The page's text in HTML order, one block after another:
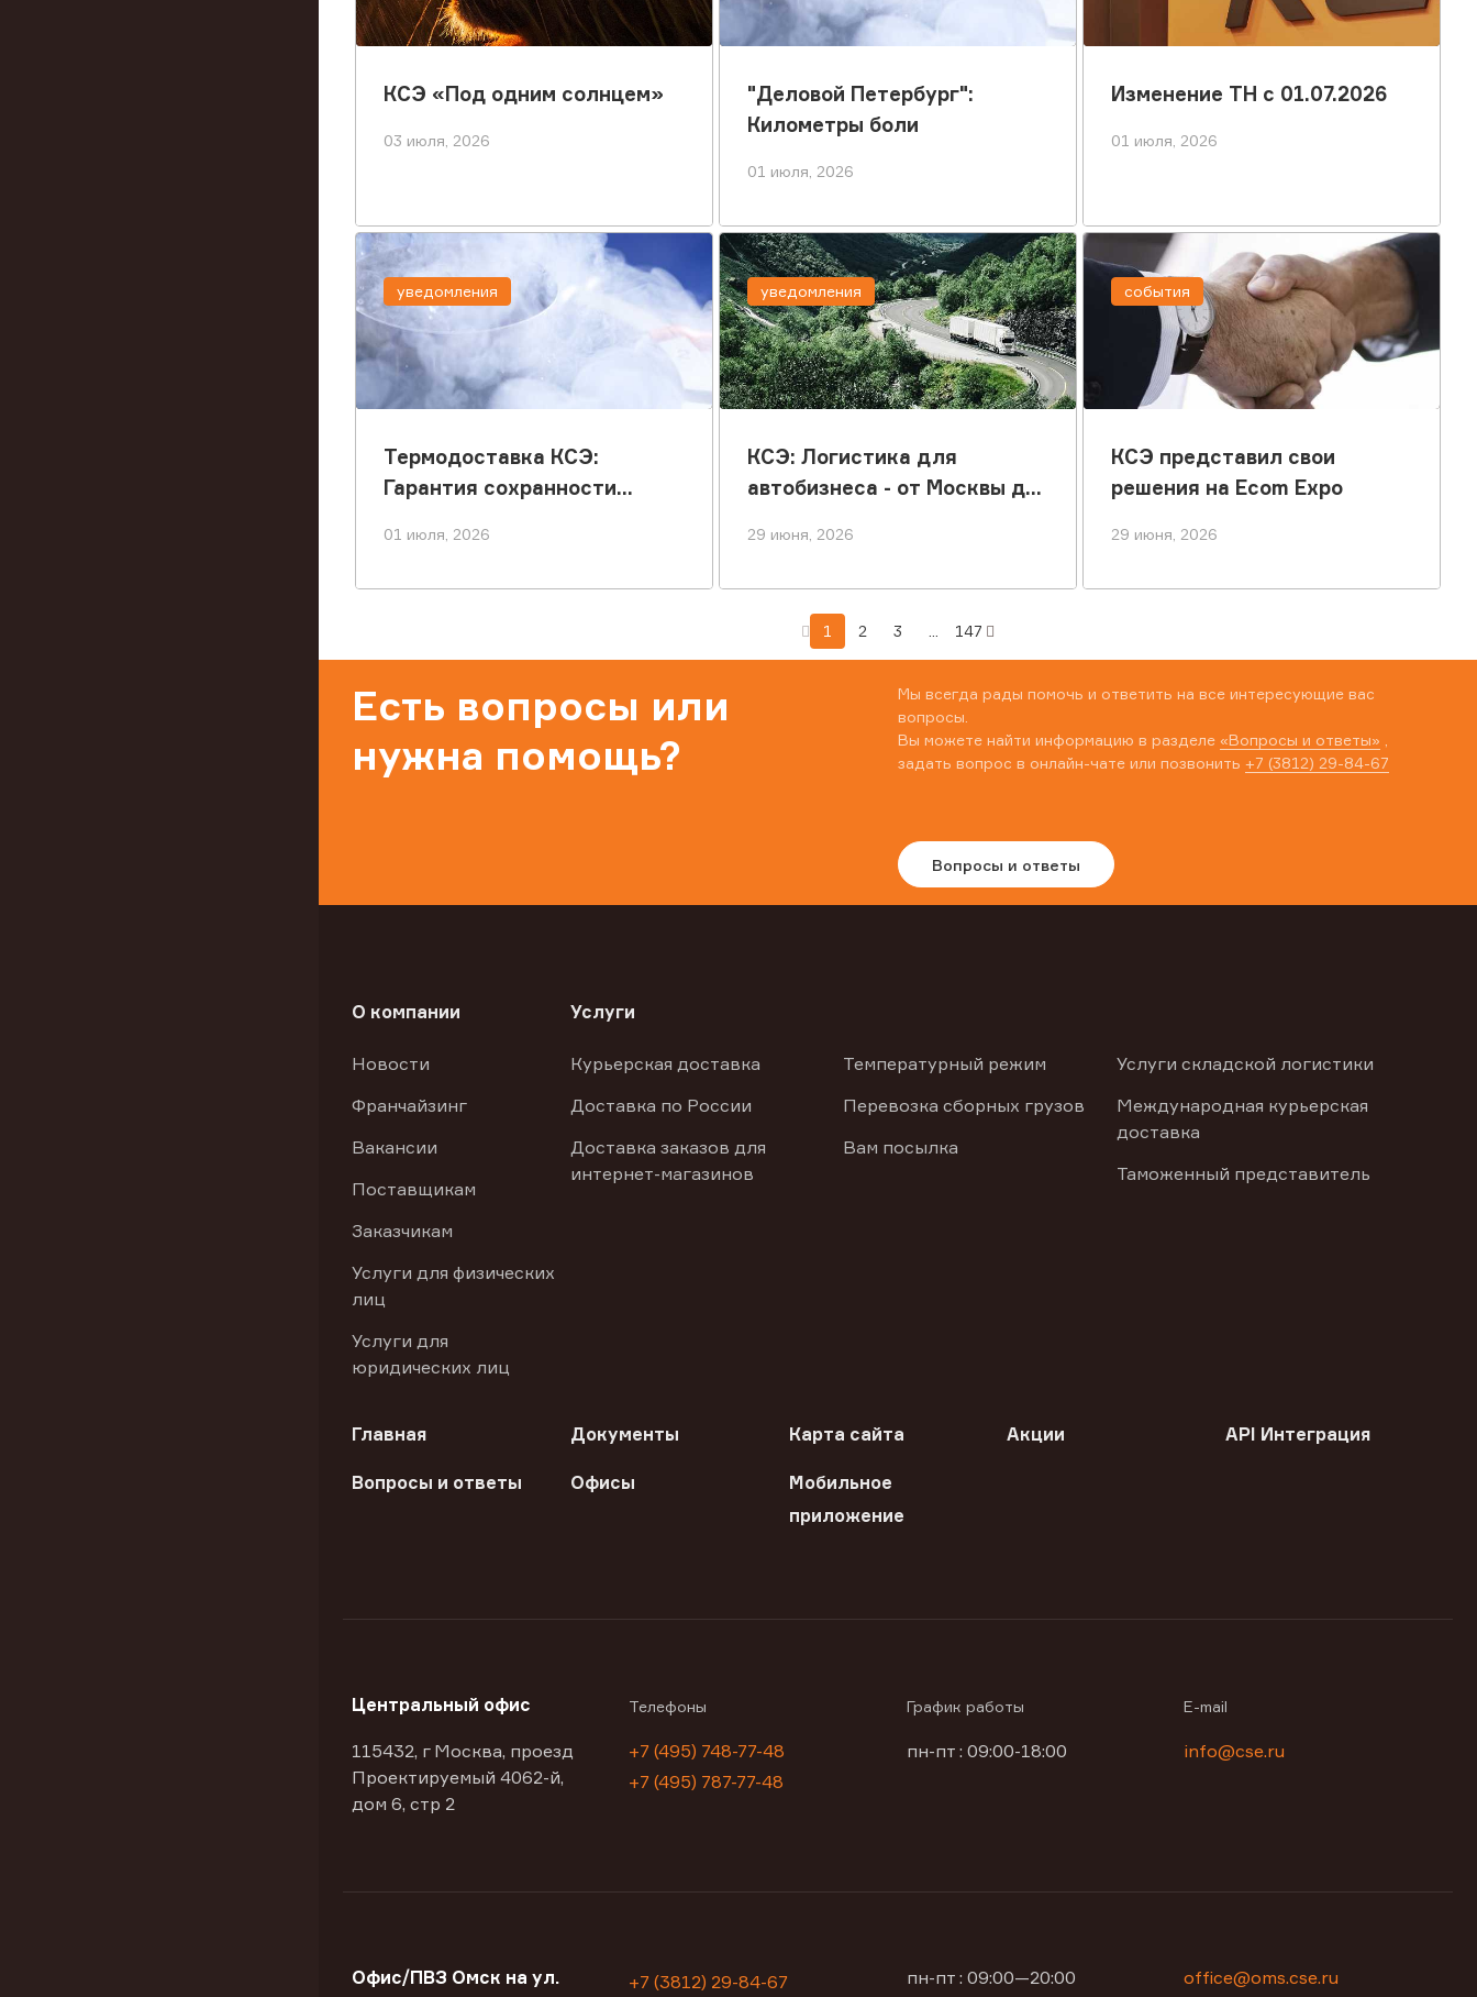
КСЭ «Под одним солнцем»
03 июля, 2026
"Деловой Петербург":
Километры боли
01 июля, 2026
Изменение ТН с 01.07.2026
01 июля, 2026
Термодоставка КСЭ:
Гарантия сохранности
01 июля, 2026
уведомления
КСЭ: Логистика для
автобизнеса - от Москвы до
29 июня, 2026
уведомления
КСЭ представил свои
решения на Ecom Expo
29 июня, 2026
события
1 2 3 147
Есть вопросы или
нужна помощь?
Мы всегда рады помочь и ответить на все интересующие вас
вопросы.
Вы можете найти информацию в разделе «Вопросы и ответы»
задать вопрос в онлайн-чате или позвонить +7 (3812) 29-84-67
Вопросы и ответы
О компании
Новости
Франчайзинг
Вакансии
Поставщикам
Заказчикам
Услуги для физических
лиц
Услуги для
юридических лиц
Услуги
Курьерская доставка
Доставка по России
Доставка заказов для
интернет-магазинов
Температурный режим
Перевозка сборных грузов
Вам посылка
Услуги складской логистики
Международная курьерская
доставка
Таможенный представитель
Главная Документы Карта сайта Акции API Интеграция
Вопросы и ответы Офисы
Мобильное
приложение
Центральный офис
115432, г Москва, проезд
Проектируемый 4062-й,
дом 6, стр 2
Телефоны
+7 (495) 748-77-48
+7 (495) 787-77-48
График работы
пн-пт : 09:00-18:00
E-mail
info@cse.ru
Офис/ПВЗ Омск на ул. +7 (3812) 29-84-67 пн-пт : 09:00—20:00 office@oms.cse.ru